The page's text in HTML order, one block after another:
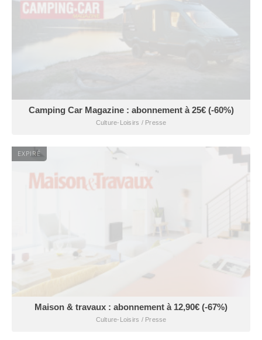
Camping Car Magazine : abonnement à 25€ (-60%)
Culture-Loisirs / Presse
EXPIRÉ
Maison & travaux : abonnement à 12,90€ (-67%)
Culture-Loisirs / Presse